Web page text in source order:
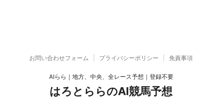
お問い合わせフォーム プライバシーポリシー 免責事項
AIらら｜地方、中央、全レース予想｜登録不要
はろとららのAI競馬予想